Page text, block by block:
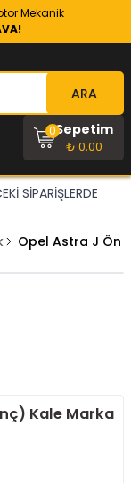
Mekanik
ARA
Sepetim
₺ 0,00
0
SİPARİŞLERDE
Opel Astra J Ön
Kale Marka